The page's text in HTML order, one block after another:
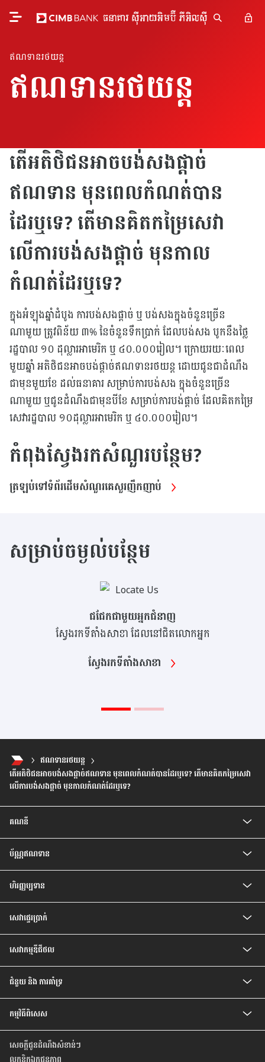
ឥណទានរថយន្ត
ឥណទានរថយន្ត
តើអតិថិជនអាចបង់សងផ្តាច់
ឥណទាន មុនពេលកំណត់បាន
ដែរឬទេ? តើមានគិតកម្រៃសេវា
លើការបង់សងផ្តាច់ មុនកាល
កំណត់ដែរឬទេ?
ក្នុងអំឡុងឆ្នាំដំបូង ការបង់សងផ្តាច់ ឬ បង់សងក្នុងចំនួនច្រើន
ណាមួយ ត្រូវពិន័យ ៣% នៃចំនួនទឹកប្រាក់ ដែលបង់សង បូកនឹងថ្លៃ
រដ្ឋបាល ១០ ដុល្លារអាមេរិក ឬ ៤០.០០០រៀល។ ក្រោយរយៈពេល
មួយឆ្នាំ អតិថិជនអាចបង់ផ្តាច់ឥណទានរថយន្ត ដោយជូនជាដំណឹង
ជាមុនមួយខែ ដល់ធនាគារ សម្រាប់ការបង់សង ក្នុងចំនួនច្រើន
ណាមួយ ឬជូនដំណឹងជាមុនបីខែ សម្រាប់ការបង់ផ្តាច់ ដែលគិតកម្រៃ
សេវារដ្ឋបាល ១០ដុល្លារអាមេរិក ឬ ៤០.០០០រៀល។
កំពុងស្វែងរកសំណួរបន្ថែម?
ត្រឡប់ទៅទំព័រដើមសំណួរគេសួរញឹកញាប់
សម្រាប់ចម្ងល់បន្ថែម
ជជែកជាមួយអ្នកជំនាញ
ស្វែងរកទីតាំងសាខា ដែលនៅជិតលោកអ្នក
ស្វែងរកទីតាំងសាខា
ឥណទានរថយន្ត
តើអតិថិជនអាចបង់សងផ្តាច់ឥណទាន មុនពេលកំណត់បានដែរឬទេ? តើមានគិតកម្រៃសេវា
លើការបង់សងផ្តាច់ មុនកាលកំណត់ដែរឬទេ?
គណនី
គណនីកុមារ
គណនីបញ្ញើសំចៃ
គណនីសន្សំជាប្រាក់រៀល
គណនីបញ្ញើ មានកាលកំណត់
គណនីបញ្ញើ មានកាលកំណត់ ប្រាក់រៀល
គណនីបញ្ញើមានកាលកំណត់ រូបិយប័ណ្ណបរទេស
គណនីសន្សំវៃឆ្លាត
គណនីប្រាក់បៀវត្សវៃឆ្លាត
ប័ណ្ណឥណទាន
ប័ណ្ណឥណទាន CIMB Visa Gold
ប័ណ្ណឥណទាន CIMB PREFERRED VISA PLATINUM
បទប្បញ្ញត្តិ និងលក្ខខណ្ឌរបស់ម្ចាស់ប័ណ្ណ
ហិរញ្ញប្បទាន
ឥណទានគេហដ្ឋាន
ឥណទានរថយន្ត
ឥណទានបុគ្គល
ឥណទានប្រាក់បៀវត្ស
ឥណទានកែលម្អគេហដ្ឋាន
សេវា​ផ្ទេរ​ប្រាក់
សេវាផ្ទេរប្រាក់ Telegraph
សេវាកម្មឌីជីថល
សេវាធនាគារដោយខ្លួនឯង
ជំនួយ និង ការគាំទ្រ
អត្រា និង ការបង់ប្រាក់
សំណួរ ដែលសួរញឹកញាប់
ទំនាក់ទំនងយើងខ្ញុំ
មកកាន់ទីតាំងយើងខ្ញុំ
គោលការណ៍ ស្តីពីការផ្តល់ តម្លៃដល់អតិថិជន ដោយស្មើភាពគ្នា
កម្មវិធីពិសេស
កម្មវិធីពិសេសថ្មីៗ
កម្មវិធីពិសេស សម្រាប់ប័ណ្ណឥណទាន
សេចក្តីជូនដំណឹងសំខាន់ៗ